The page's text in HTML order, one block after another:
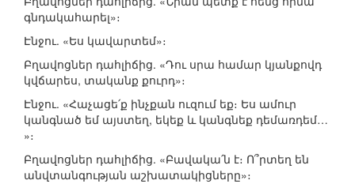
գնդակահարել»։
Էնջու. «Ես կավարտեմ»։
Բղավոցներ դահլիճից. «Դու սրա համար կյանքովդ
կվճարես, տականք քուրդ»։
Էնջու. «Հաչացե՛ք ինչքան ուզում եք։ Ես ամուր
կանգնած եմ այստեղ, եկեք և կանգնեք դեմառդեմ…
»։
Բղավոցներ դահլիճից. «Բավակա՛ն է։ Ո՞րտեղ են
անվտանգության աշխատակիցները»։